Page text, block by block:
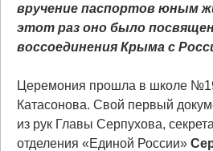
вручение паспортов юным
этот раз оно было
воссоединения Крыма с
Церемония прошла в школе
Катасонова. Свой первый
из рук Главы Серпухова,
отделения «Единой России»